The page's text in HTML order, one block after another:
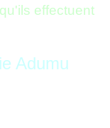
effectuent
Adumu